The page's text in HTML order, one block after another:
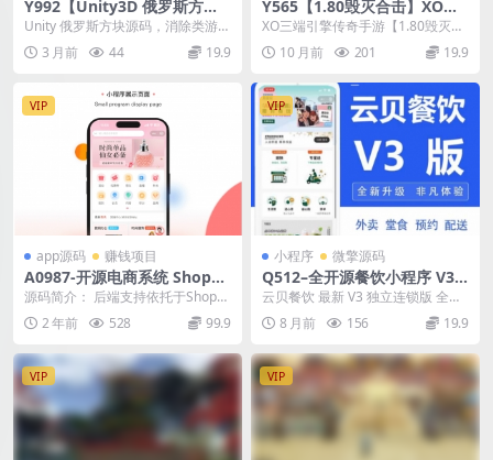
Y992【Unity3D 俄罗斯方
块】游戏源码经典消除逻辑学
习工程 U3D 入门级完整项目
Unity 俄罗斯方块源码，消除类游戏
开发，Unity 入门级项目，俄罗斯方
块逻...3 月前 44 19.9
Y565【1.80毁灭合击】XO三
端引擎传奇手游2025整理复古
服务端+世外桃园+龙皇城堡
+龙渊密道
XO三端引擎传奇手游【1.80毁灭合
击】2025整理复古服务端+世外桃
园+龙皇城...
10 月前 201 19.9
VIP
app源码 赚钱项目
A0987-开源电商系统 ShopX
O开源商城 后端PHP+前端uni
app源码 企业级B2C电商系统
内置8种配色
源码简介： 后端支持依托于ShopX
O免费开源电商系统开发的uniapp
端主题源...
2 年前 528 99.9
VIP
小程序 微擎源码
Q512–全开源餐饮小程序 V3
连锁版源码 VUE 开发 多端部
云贝餐饮 最新 V3 独立连锁版 全开
源 多端源码 VUE 可二开【免授权】
东...8 月前 156 19.9
VIP VIP